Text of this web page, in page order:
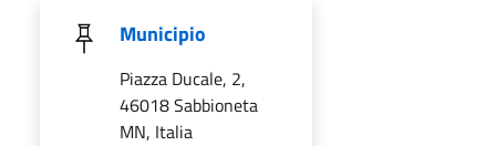
Municipio
Piazza Ducale, 2,
46018 Sabbioneta
MN, Italia